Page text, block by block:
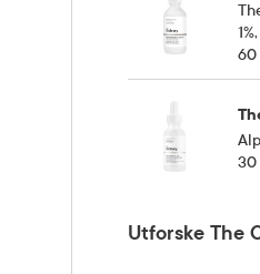
1%
60
30
Utforske The